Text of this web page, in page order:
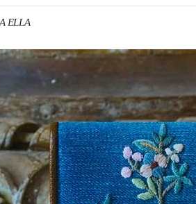
ELLA